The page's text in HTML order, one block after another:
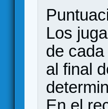
Los
de
al final
En el